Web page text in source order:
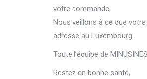
votre commande.
Nous veillons à ce que
adresse au Luxembourg.
Toute l’équipe de
Restez en bonne santé,